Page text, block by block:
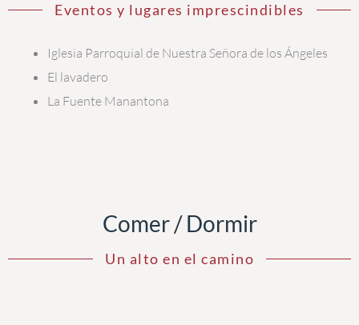
Eventos y lugares imprescindibles
Iglesia Parroquial de Nuestra Señora de los Ángeles
El lavadero
La Fuente Manantona
Comer / Dormir
Un alto en el camino